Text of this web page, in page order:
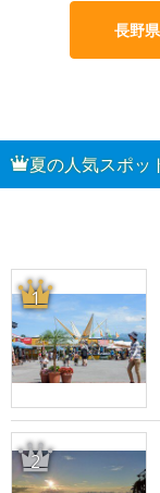
長野
夏の人気スポッ
1
2